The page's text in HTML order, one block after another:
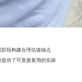
段构建合理估值锚点
供了可直接复用的实操